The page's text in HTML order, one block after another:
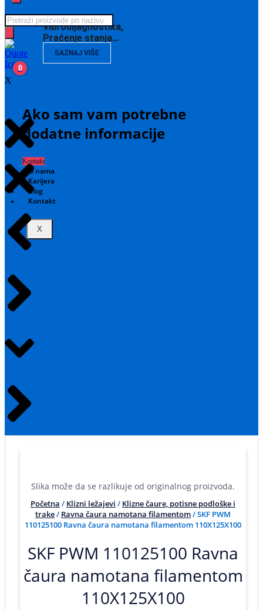
Vibrodijagnostika,
Praćenje stanja…
SAZNAJ VIŠE
Ako sam vam potrebne
dodatne informacije
Kontakt
O nama
Karijera
Blog
Kontakt
X
Products
search
0
X
Slika može da se razlikuje od originalnog proizvoda.
Početna / Klizni ležajevi / Klizne čaure, potisne podloške i
trake/ Ravna čaura namotana filamentom/ SKF PWM
110125100 Ravna čaura namotana filamentom 110X125X100
SKF PWM 110125100 Ravna
čaura namotana filamentom
110X125X100